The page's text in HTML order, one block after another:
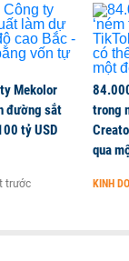
Mekolor
đường sắt
tỷ USD
trước
trong
qua
KINH